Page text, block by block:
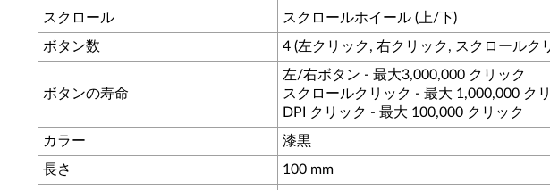
スクロール
スクロールホイール (上/下)
ボタン数
4 (左クリック, 右クリック, スクロールク
ボタンの寿命
左/右ボタン - 最大3,000,000 クリック
スクロールクリック - 最大 1,000,000 ク
DPI クリック - 最大 100,000 クリック
カラー
漆黒
長さ
100 mm